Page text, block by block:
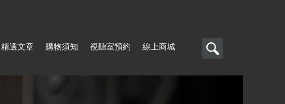
精選文章 購物須知 視聽室預約 線上商城
搜
搜
尋